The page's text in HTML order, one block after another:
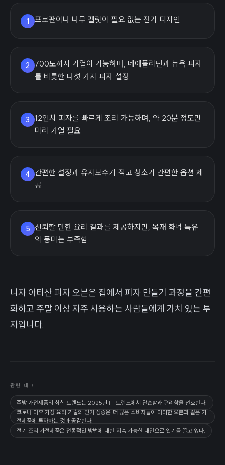
1 프로판이나 나무 펠릿이 필요 없는 전기 디자인
2
700도까지 가열이 가능하며, 네애폴리턴과 뉴욕 피자
를 비롯한 다섯 가지 피자 설정
3
12인치 피자를 빠르게 조리 가능하며, 약 20분 정도만
미리 가열 필요
4
간편한 설정과 유지보수가 적고 청소가 간편한 옵션 제
공
5
신뢰할 만한 요리 결과를 제공하지만, 목재 화덕 특유
의 풍미는 부족함.
니자 아티산 피자 오븐은 집에서 피자 만들기 과정을 간편
화하고 주말 이상 자주 사용하는 사람들에게 가치 있는 투
자입니다.
관련 태그
주방 가전제품의 최신 트렌드는 2025년 IT 트렌드에서 단순함과 편리함을 선호한다.
코로나 이후 가정 요리 기술의 인기 상승은 더 많은 소비자들이 이러한 오븐과 같은 가
전제품에 투자하는 것과 공감한다.
전기 조리 가전제품은 전통적인 방법에 대한 지속 가능한 대안으로 인기를 끌고 있다.